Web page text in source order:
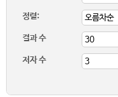
정렬:
결과 수
저자 수